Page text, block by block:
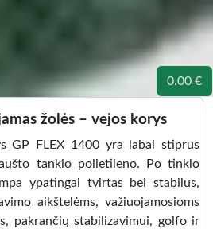
0.00 €
žolės – vejos korys
GP FLEX 1400 yra labai stiprus
tankio polietileno. Po tinklo
ypatingai tvirtas bei stabilus,
aikštelėms, važiuojamosioms
pakrančių stabilizavimui, golfo ir